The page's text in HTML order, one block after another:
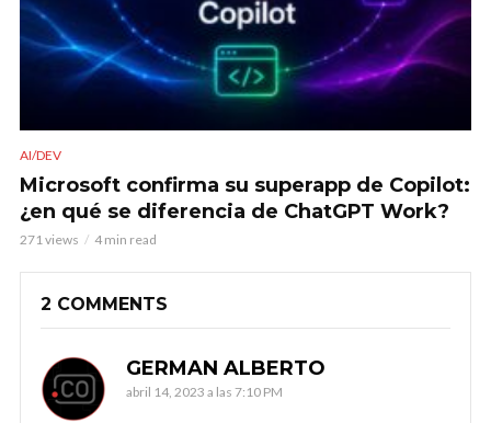
AI/DEV
Microsoft confirma su superapp de Copilot:
¿en qué se diferencia de ChatGPT Work?
271 views 4 min read
2 COMMENTS
GERMAN ALBERTO
abril 14, 2023 a las 7:10 PM